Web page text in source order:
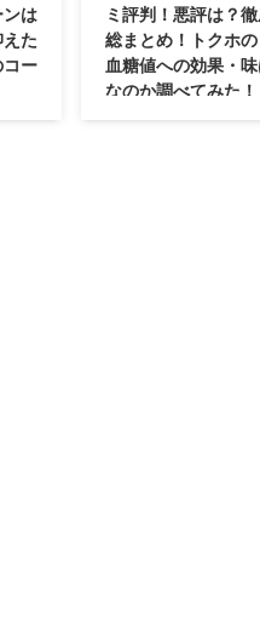
は
た
コー
ミ評判！悪評は？
総まとめ！トクホ
血糖値への効果・
なのか調べてみた！